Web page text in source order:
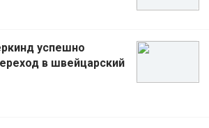
успешно
в швейцарский